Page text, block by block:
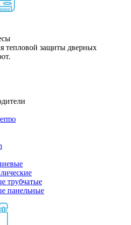
тепловой защиты дверных
трубчатые
панельные